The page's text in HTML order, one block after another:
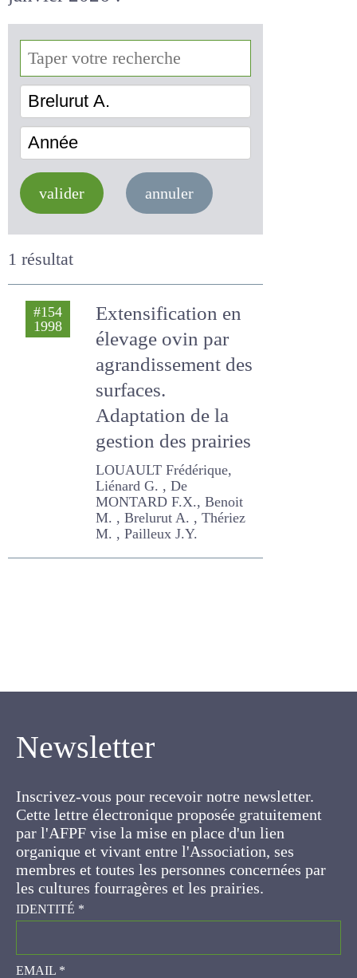
de janvier 2026 !
Brelurut A.
valider annuler
1 résultat
#154
Extensification en
élevage ovin par
agrandissement
des surfaces.
Adaptation de la
gestion des prairies
LOUAULT Frédérique,
Liénard G. , De MONTARD
F.X., Benoit M. , Brelurut A. ,
Thériez M. , Pailleux J.Y.
Newsletter
Cette lettre électronique proposée
gratuitement par l'AFPF vise la mise en place
d'un lien organique et vivant entre l'Association,
ses membres et toutes les personnes
concernées par les cultures fourragères et les
prairies.
IDENTITÉ*
EMAIL*